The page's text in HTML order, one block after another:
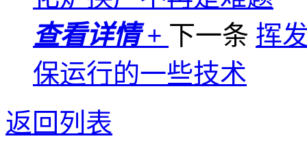
查看详情 + 下一条 挥
保运行的一些技术
返回列表